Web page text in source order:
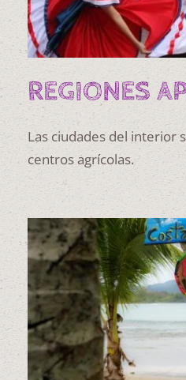
REGIONES
Las ciudades del interior
centros agrícolas.